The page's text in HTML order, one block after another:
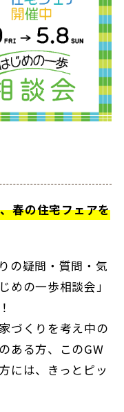
春の住宅フェアを
の疑問・質問・気
めの一歩相談会」
づくりを考え中の
ある方、このGW
には、きっとピッ